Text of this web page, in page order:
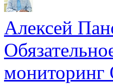
Алексей
мониторинг